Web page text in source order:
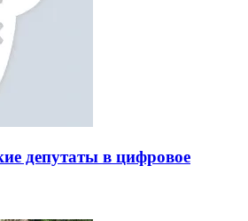
депутаты в цифровое